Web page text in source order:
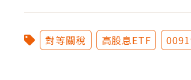
對等關稅 高股息ETF